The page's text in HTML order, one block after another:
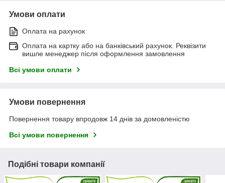
Умови оплати
Оплата на рахунок
Оплата на картку або на банківський рахунок. Реквізити
вишле менеджер після оформлення замовлення
Всі умови оплати
Умови повернення
Повернення товару впродовж 14 днів за домовленістю
Всі умови повернення
Подібні товари компанії